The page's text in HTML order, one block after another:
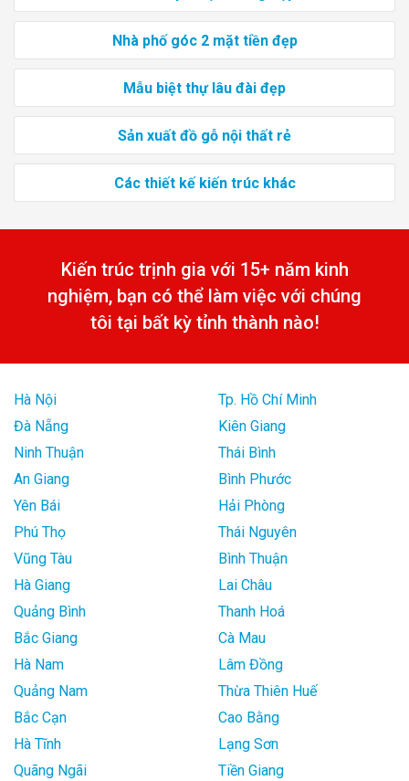
Nhà phố góc 2 mặt tiền đẹp
Mẫu biệt thự lâu đài đẹp
Sản xuất đồ gỗ nội thất rẻ
Các thiết kế kiến trúc khác
Kiến trúc trịnh gia với 15+ năm kinh
nghiệm, bạn có thể làm việc với chúng
tôi tại bất kỳ tỉnh thành nào!
Hà Nội
Tp. Hồ Chí Minh
Đà Nẵng
Kiên Giang
Ninh Thuận
Thái Bình
An Giang
Bình Phước
Yên Bái
Hải Phòng
Phú Thọ
Thái Nguyên
Vũng Tàu
Bình Thuận
Hà Giang
Lai Châu
Quảng Bình
Thanh Hoá
Bắc Giang
Cà Mau
Hà Nam
Lâm Đồng
Quảng Nam
Thừa Thiên Huế
Bắc Cạn
Cao Bằng
Hà Tĩnh
Lạng Sơn
Quãng Ngãi
Tiền Giang